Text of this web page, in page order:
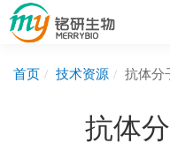
首页 技术资源 抗体分
抗体